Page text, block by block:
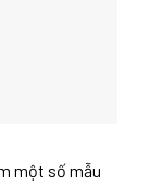
một số mẫu